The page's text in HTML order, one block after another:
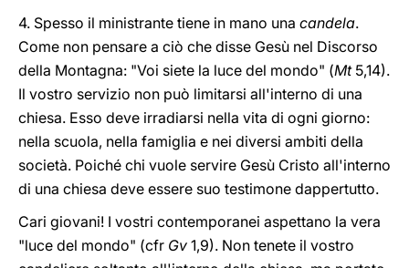
4. Spesso il ministrante tiene in mano una candela.
Come non pensare a ciò che disse Gesù nel Discorso
della Montagna: "Voi siete la luce del mondo" (Mt 5,14).
Il vostro servizio non può limitarsi all'interno di una
chiesa. Esso deve irradiarsi nella vita di ogni giorno:
nella scuola, nella famiglia e nei diversi ambiti della
società. Poiché chi vuole servire Gesù Cristo all'interno
di una chiesa deve essere suo testimone dappertutto.
Cari giovani! I vostri contemporanei aspettano la vera
"luce del mondo" (cfr Gv 1,9). Non tenete il vostro